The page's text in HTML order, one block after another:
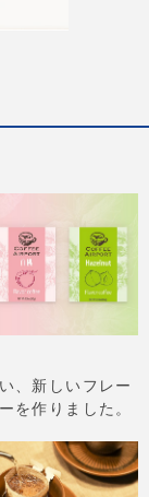
、新しいフレー
を作りました。